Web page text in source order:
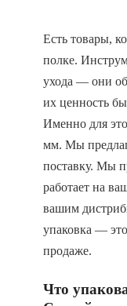
Есть товары,
полке.
ухода — они
их ценность
Именно для
мм. Мы
поставку. Мы
работает на
вашим
упаковка —
продаже.
Что